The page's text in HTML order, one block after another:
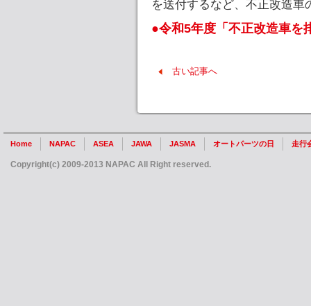
を送付するなど、不正改造
●令和5年度「不正改造車を
古い記事へ
Home NAPAC ASEA JAWA JASMA オートパーツの日 走行
Copyright(c) 2009-2013 NAPAC All Right reserved.